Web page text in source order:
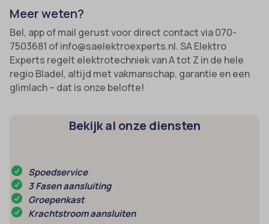
Meer weten?
Bel, app of mail gerust voor direct contact via 070-
7503681 of info@saelektroexperts.nl. SA Elektro
Experts regelt elektrotechniek van A tot Z in de hele
regio Bladel, altijd met vakmanschap, garantie en een
glimlach – dat is onze belofte!
Bekijk al onze diensten
Spoedservice
3 Fasen aansluiting
Groepenkast
Krachtstroom aansluiten
gt_auto_switch
intercom-id-*
intercom-session-*
mhcookie
wordpress_test_cookie
wp-settings-*
wp-settings-time-*
cb-enabled
cc_cookie_accept
cli_cookie_consent
cookie_permission_granted
cookie-*
et-editing-post-*
et-recommend-sync-post-*
et-saved-post*